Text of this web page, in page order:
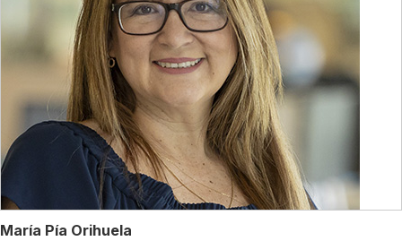
María Pía Orihuela